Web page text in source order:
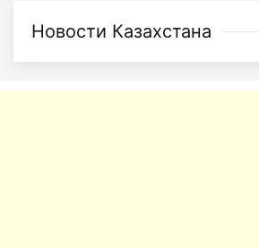
Новости Казахстана